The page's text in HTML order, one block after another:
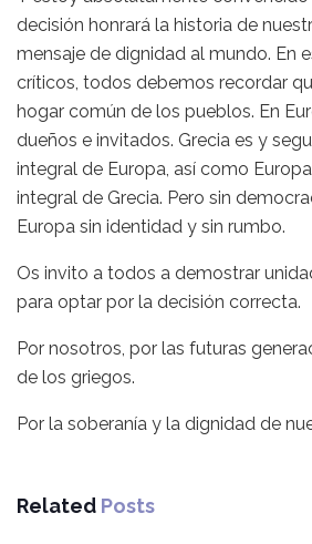
decisión honrará la historia de
mensaje de dignidad al mundo. En
críticos, todos debemos recordar
hogar común de los pueblos. En
dueños e invitados. Grecia es y
integral de Europa, así como
integral de Grecia. Pero sin
Europa sin identidad y sin rumbo.
Os invito a todos a demostrar
para optar por la decisión correcta.
Por nosotros, por las futuras
de los griegos.
Por la soberanía y la dignidad de
Related Posts